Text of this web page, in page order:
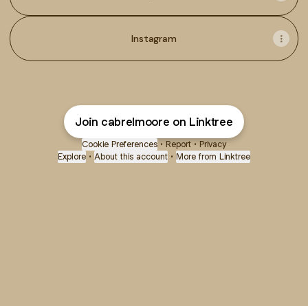
Instagram
Join cabrelmoore on Linktree
Cookie Preferences • Report • Privacy
Explore • About this account • More from Linktree